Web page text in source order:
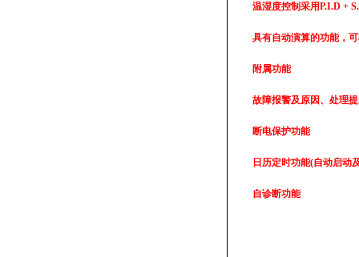
温湿度控制采用P.I.D +
具有自动演算的功能，
附属功能
故障报警及原因、处理
断电保护功能
日历定时功能(自动启动
自诊断功能